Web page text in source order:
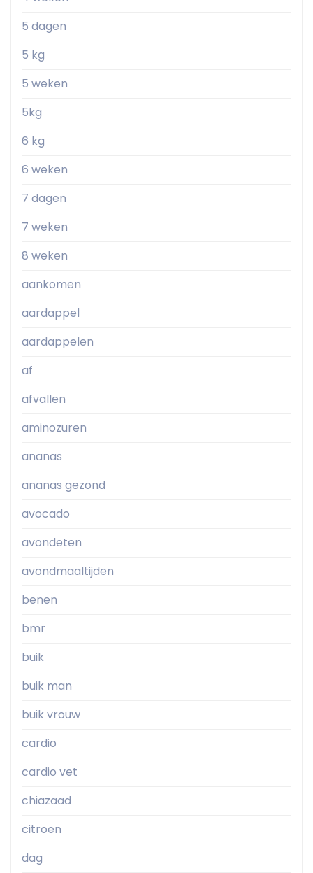
5 dagen
5 kg
5 weken
5kg
6 kg
6 weken
7 dagen
7 weken
8 weken
aankomen
aardappel
aardappelen
af
afvallen
aminozuren
ananas
ananas gezond
avocado
avondeten
avondmaaltijden
benen
bmr
buik
buik man
buik vrouw
cardio
cardio vet
chiazaad
citroen
dag